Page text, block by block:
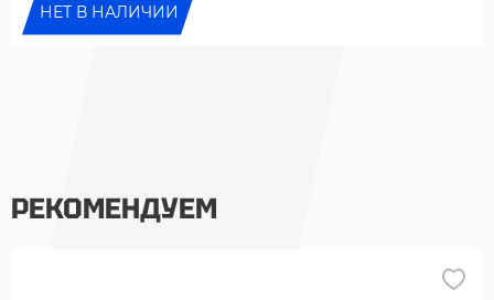
НЕТ В НАЛИЧИИ
РЕКОМЕНДУЕМ